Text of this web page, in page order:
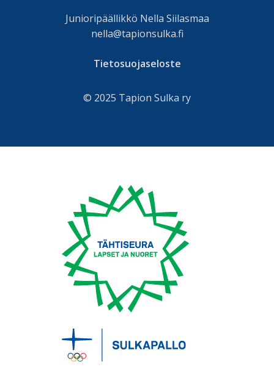
Junioripäällikkö Nella Siilasmaa
nella@tapionsulka.fi
Tietosuojaseloste
© 2025 Tapion Sulka ry